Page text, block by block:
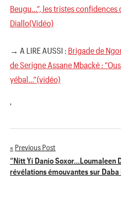
Beugu…”, les tristes confidences
Diallo(Vidéo)
→ A LIRE AUSSI : Brigade de
de Serigne Assane Mbacké :
yébal…”(vidéo)
'
Navigation
de
Previous Post
“Nitt Yi Danio Soxor…Loumaleen
révélations émouvantes sur Daba